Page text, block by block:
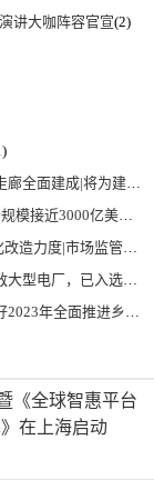
讲大咖阵容官宣(2)
安全、实现“双碳”目标提供有力支撑
市、智慧电网等将占60%以上
促进企业计量能力提升的指导意见
已入选国际典型案例
兴重点工作的意见》发布
《全球智惠平台
在上海启动